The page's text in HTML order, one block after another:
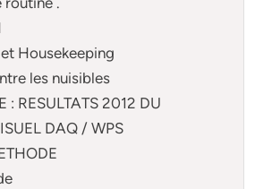
Housekeeping
les nuisibles
: RESULTATS 2012 DU
DAQ / WPS